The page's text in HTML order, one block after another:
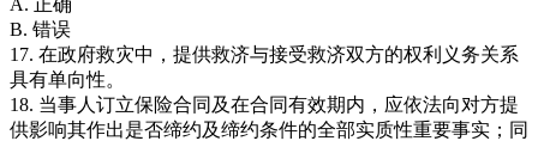
A. 正确
B. 错误
17. 在政府救灾中，提供救济与接受救济双方的权利义务关系
具有单向性。
18. 当事人订立保险合同及在合同有效期内，应依法向对方提
供影响其作出是否缔约及缔约条件的全部实质性重要事实；同